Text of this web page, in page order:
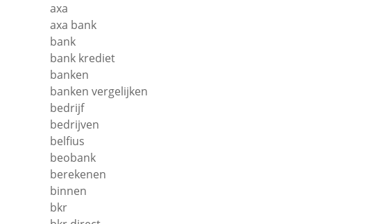
axa
axa bank
bank
bank krediet
banken
banken vergelijken
bedrijf
bedrijven
belfius
beobank
berekenen
binnen
bkr